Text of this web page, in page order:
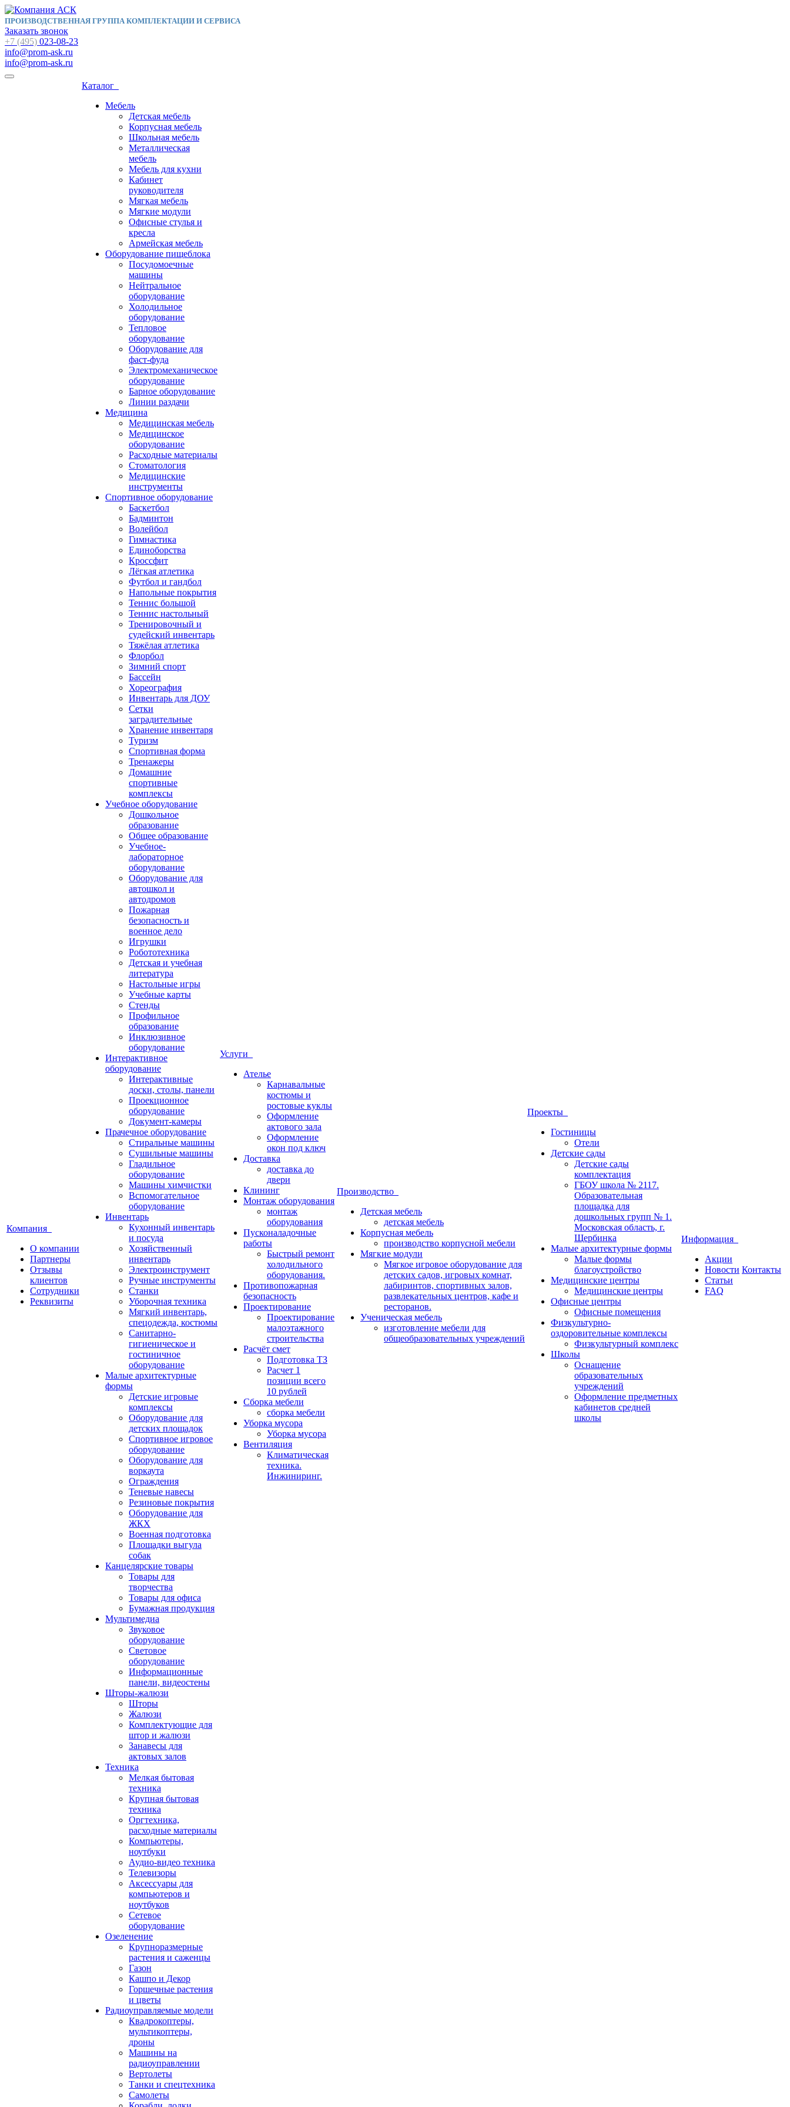
ПРОИЗВОДСТВЕННАЯ ГРУППА КОМПЛЕКТАЦИИ И СЕРВИСА
Заказать звонок
+7 (495) 023-08-23
info@prom-ask.ru
info@prom-ask.ru
Компания
О компании
Партнеры
Отзывы
клиентов
Сотрудники
Реквизиты
Каталог
Мебель
Детская мебель
Корпусная мебель
Школьная мебель
Металлическая
мебель
Мебель для кухни
Кабинет
руководителя
Мягкая мебель
Мягкие модули
Офисные стулья и
кресла
Армейская мебель
Оборудование пищеблока
Посудомоечные
машины
Нейтральное
оборудование
Холодильное
оборудование
Тепловое
оборудование
Оборудование для
фаст-фуда
Электромеханическое
оборудование
Барное оборудование
Линии раздачи
Медицина
Медицинская мебель
Медицинское
оборудование
Расходные материалы
Стоматология
Медицинские
инструменты
Спортивное оборудование
Баскетбол
Бадминтон
Волейбол
Гимнастика
Единоборства
Кроссфит
Лёгкая атлетика
Футбол и гандбол
Напольные покрытия
Теннис большой
Теннис настольный
Тренировочный и
судейский инвентарь
Тяжёлая атлетика
Флорбол
Зимний спорт
Бассейн
Хореография
Инвентарь для ДОУ
Сетки
заградительные
Хранение инвентаря
Туризм
Спортивная форма
Тренажеры
Домашние
спортивные
комплексы
Учебное оборудование
Дошкольное
образование
Общее образование
Учебное-
лабораторное
оборудование
Оборудование для
автошкол и
автодромов
Пожарная
безопасность и
военное дело
Игрушки
Робототехника
Детская и учебная
литература
Настольные игры
Учебные карты
Стенды
Профильное
образование
Инклюзивное
оборудование
Интерактивное
оборудование
Интерактивные
доски, столы, панели
Проекционное
оборудование
Документ-камеры
Прачечное оборудование
Стиральные машины
Сушильные машины
Гладильное
оборудование
Машины химчистки
Вспомогательное
оборудование
Инвентарь
Кухонный инвентарь
и посуда
Хозяйственный
инвентарь
Электроинструмент
Ручные инструменты
Станки
Уборочная техника
Мягкий инвентарь,
спецодежда, костюмы
Санитарно-
гигиеническое и
гостиничное
оборудование
Малые архитектурные
формы
Детские игровые
комплексы
Оборудование для
детских площадок
Спортивное игровое
оборудование
Оборудование для
воркаута
Ограждения
Теневые навесы
Резиновые покрытия
Оборудование для
ЖКХ
Военная подготовка
Площадки выгула
собак
Канцелярские товары
Товары для
творчества
Товары для офиса
Бумажная продукция
Мультимедиа
Звуковое
оборудование
Световое
оборудование
Информационные
панели, видеостены
Шторы-жалюзи
Шторы
Жалюзи
Комплектующие для
штор и жалюзи
Занавесы для
актовых залов
Техника
Мелкая бытовая
техника
Крупная бытовая
техника
Оргтехника,
расходные материалы
Компьютеры,
ноутбуки
Аудио-видео техника
Телевизоры
Аксессуары для
компьютеров и
ноутбуков
Сетевое
оборудование
Озеленение
Крупноразмерные
растения и саженцы
Газон
Кашпо и Декор
Горшечные растения
и цветы
Радиоуправляемые модели
Квадрокоптеры,
мультикоптеры,
дроны
Машины на
радиоуправлении
Вертолеты
Танки и спецтехника
Самолеты
Услуги
Ателье
Карнавальные
костюмы и
ростовые куклы
Оформление
актового зала
Оформление
окон под ключ
Доставка
доставка до
двери
Клининг
Монтаж оборудования
монтаж
оборудования
Пусконаладочные
работы
Быстрый ремонт
холодильного
оборудования.
Противопожарная
безопасность
Проектирование
Проектирование
малоэтажного
строительства
Расчёт смет
Подготовка ТЗ
Расчет 1
позиции всего
10 рублей
Сборка мебели
сборка мебели
Уборка мусора
Уборка мусора
Вентиляция
Климатическая
техника.
Инжиниринг.
Производство
Детская мебель
детская мебель
Корпусная мебель
производство корпусной мебели
Мягкие модули
Мягкое игровое оборудование для
детских садов, игровых комнат,
лабиринтов, спортивных залов,
развлекательных центров, кафе и
ресторанов.
Ученическая мебель
изготовление мебели для
общеобразовательных учреждений
Проекты
Гостиницы
Отели
Детские сады
Детские сады
комплектация
ГБОУ школа № 2117.
Образовательная
площадка для
дошкольных групп № 1.
Московская область, г.
Щербинка
Малые архитектурные формы
Малые формы
благоустройство
Медицинские центры
Медицинские центры
Офисные центры
Офисные помещения
Физкультурно-
оздоровительные комплексы
Физкультурный комплекс
Школы
Оснащение
образовательных
учреждений
Оформление предметных
кабинетов средней
школы
Информация
Акции
Новости
Статьи
FAQ
Контакты